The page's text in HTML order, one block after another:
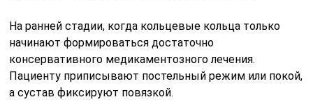
На ранней стадии, когда кольцевые кольца только
начинают формироваться достаточно
консервативного медикаментозного лечения.
Пациенту приписывают постельный режим или покой,
а сустав фиксируют повязкой.